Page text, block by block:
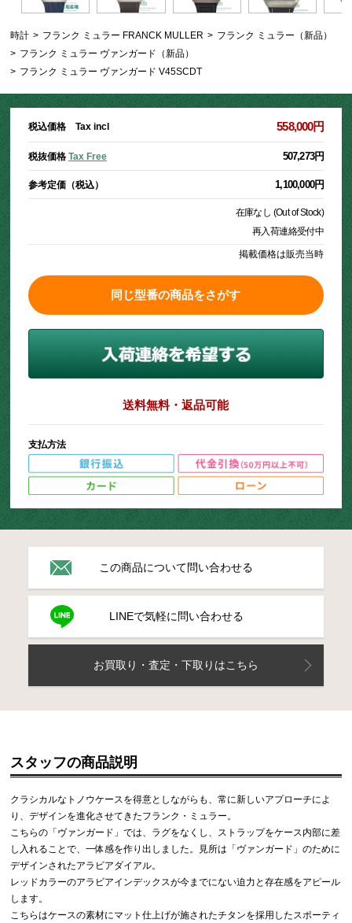
時計 > フランク ミュラー FRANCK MULLER > フランク ミュラー（新品）
> フランク ミュラー ヴァンガード（新品）
> フランク ミュラー ヴァンガード V45SCDT
税込価格 Tax incl 558,000円
税抜価格 Tax Free 507,273円
参考定価（税込） 1,100,000円
在庫なし (Out of Stock)
再入荷連絡受付中
掲載価格は販売当時
同じ型番の商品をさがす
送料無料・返品可能
支払方法
この商品について問い合わせる
LINEで気軽に問い合わせる
お買取り・査定・下取りはこちら
スタッフの商品説明
クラシカルなトノウケースを得意としながらも、常に新しいアプローチによ
り、デザインを進化させてきたフランク・ミュラー。
こちらの「ヴァンガード」では、ラグをなくし、ストラップをケース内部に差
し入れることで、一体感を作り出しました。見所は「ヴァンガード」のために
デザインされたアラビアダイアル。
レッドカラーのアラビアインデックスが今までにない迫力と存在感をアピール
します。
こちらはケースの素材にマット仕上げが施されたチタンを採用したスポーティ